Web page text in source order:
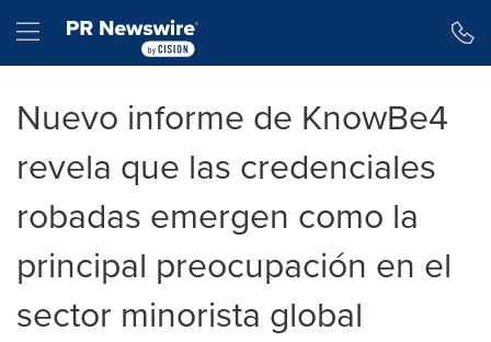
Hamburger menu
Nuevo informe de KnowBe4
revela que las credenciales
robadas emergen como la
principal preocupación en el
sector minorista global